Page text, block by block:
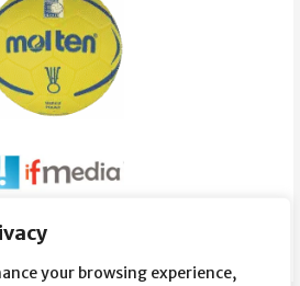
your browsing experience,